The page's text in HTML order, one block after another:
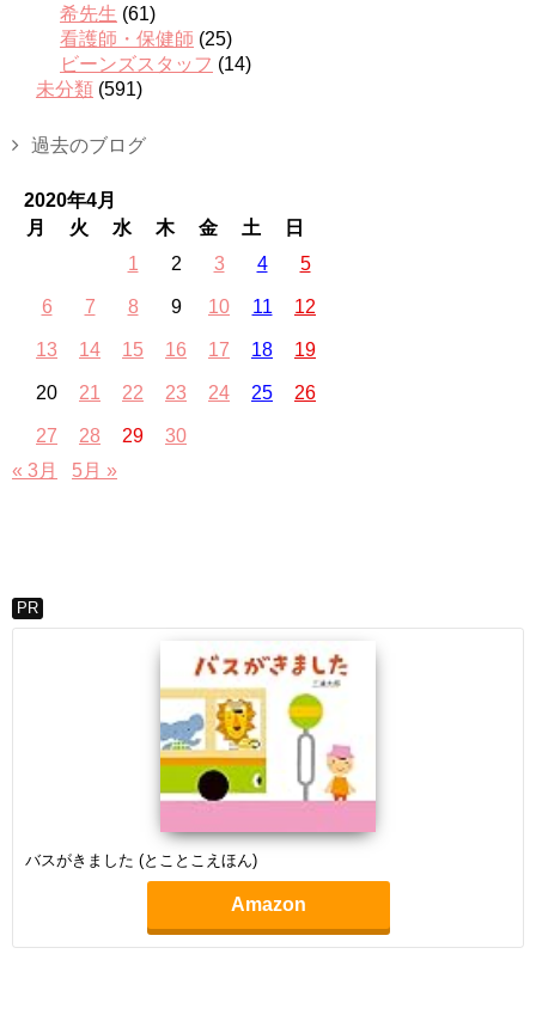
希先生 (61)
看護師・保健師 (25)
ビーンズスタッフ (14)
未分類 (591)
過去のブログ
2020年4月
月
火 水 木 金 土
日
1
2 3 4 5
6 7 8 9 10 11 12
13 14 15 16 17 18 19
20 21 22 23 24 25 26
27 28 29
30
« 3月
5月 »
PR
バスがきました (とことこえほん)
Amazon